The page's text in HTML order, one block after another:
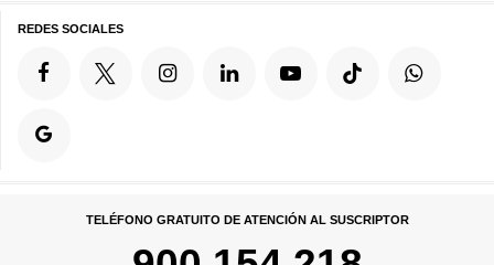
REDES SOCIALES
TELÉFONO GRATUITO DE ATENCIÓN AL SUSCRIPTOR